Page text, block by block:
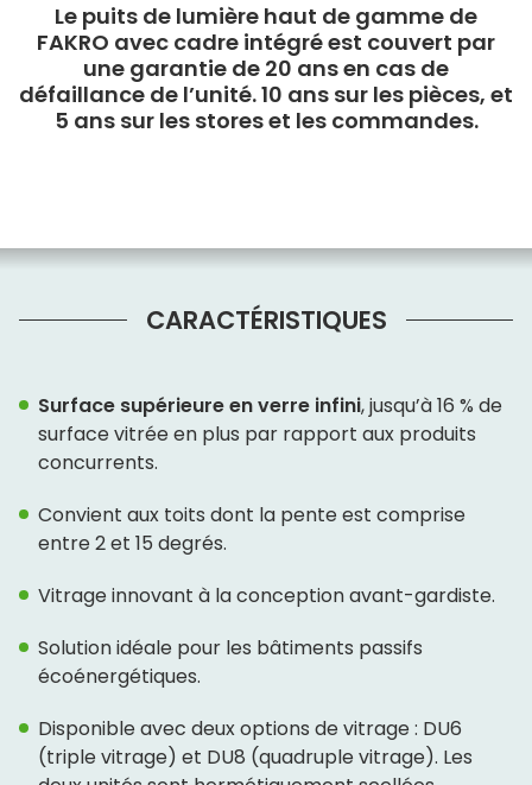
Le puits de lumière haut de gamme de
FAKRO avec cadre intégré est couvert par
une garantie de 20 ans en cas de
défaillance de l’unité. 10 ans sur les pièces, et
5 ans sur les stores et les commandes.
CARACTÉRISTIQUES
Surface supérieure en verre infini, jusqu’à 16 % de
surface vitrée en plus par rapport aux produits
concurrents.
Convient aux toits dont la pente est comprise
entre 2 et 15 degrés.
Vitrage innovant à la conception avant-gardiste.
Solution idéale pour les bâtiments passifs
écoénergétiques.
Disponible avec deux options de vitrage : DU6
(triple vitrage) et DU8 (quadruple vitrage). Les